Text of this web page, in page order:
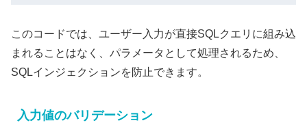
このコードでは、ユーザー入力が直接SQLクエリに組み込
まれることはなく、パラメータとして処理されるため、
SQLインジェクションを防止できます。
入力値のバリデーション